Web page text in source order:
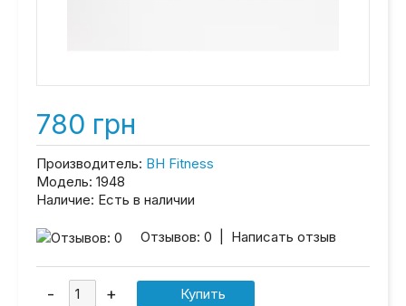
780 грн
Производитель: BH Fitness
Модель: 1948
Наличие: Есть в наличии
Отзывов: 0 Написать отзыв